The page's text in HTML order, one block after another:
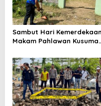
Sambut Hari
Makam Pahlawan Kusuma
Dibersihkan